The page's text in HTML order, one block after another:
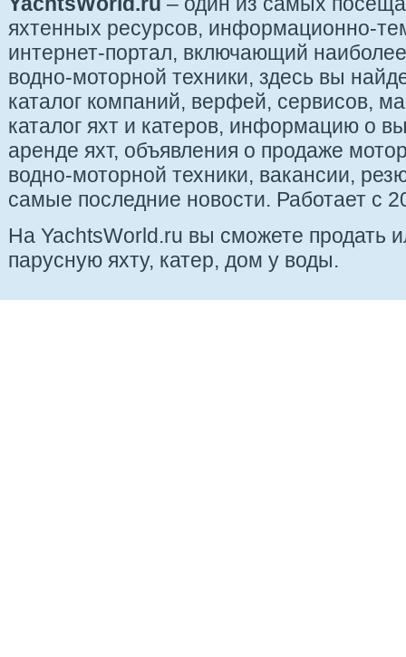
яхтенных ресурсов, информационно-
интернет-портал, включающий
водно-моторной техники, здесь вы
каталог компаний, верфей, сервисов,
каталог яхт и катеров, информацию о
аренде яхт, объявления о продаже
водно-моторной техники, вакансии,
самые последние новости. Работает с
На YachtsWorld.ru вы сможете продать
парусную яхту, катер, дом у воды.